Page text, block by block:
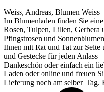
Weiss, Andreas, Blumen Weiss
Im Blumenladen finden Sie
Rosen, Tulpen, Lilien, Gerbera
Pfingstrosen und
Ihnen mit Rat und Tat zur Seite
und Gestecke für jeden Anlass
Dankeschön oder einfach ein
Laden oder online und freuen
Lieferung noch am selben Tag.